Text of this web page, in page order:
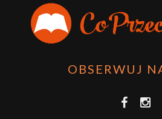
Planer Książkary – ten gadżet
książkoholik!
8 December 2023
OBSERWUJ